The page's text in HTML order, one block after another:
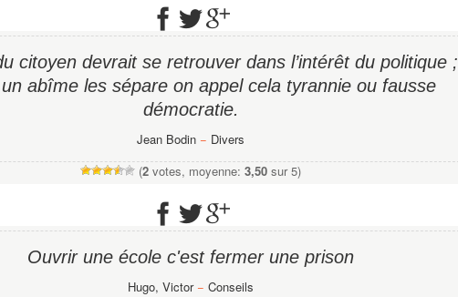
citoyen devrait se retrouver dans l’intérêt du politique ;
abîme les sépare on appel cela tyrannie ou fausse
démocratie.
Jean Bodin − Divers
(2 votes, moyenne: 3,50 sur 5)
Ouvrir une école c'est fermer une prison
Hugo, Victor− Conseils